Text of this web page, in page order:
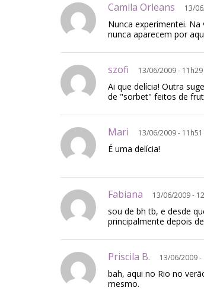
Camila Orleans 13/
Nunca experimentei.
nunca aparecem por
szofi 13/06/2009 - 11h29
Ai que delícia! Outra
de "sorbet" feitos de
Mari 13/06/2009 - 11h51
É uma delícia!
Fabiana 13/06/2009 -
sou de bh tb, e desde
principalmente depois
Priscila B. 13/06/2009 -
bah, aqui no Rio no
mesmo.